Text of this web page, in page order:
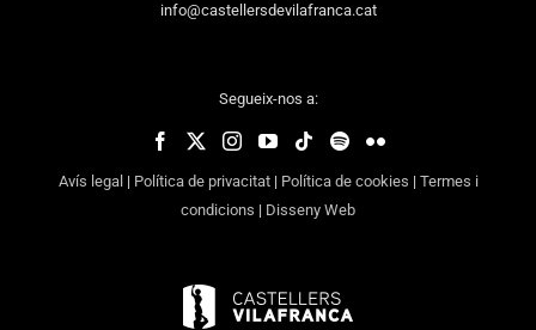
info@castellersdevilafranca.cat
Segueix-nos a:
Avís legal | Política de privacitat| Política de cookies | Termes i
condicions | Disseny Web